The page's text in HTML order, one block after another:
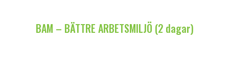
BAM – BÄTTRE ARBETSMILJÖ (2 dagar)